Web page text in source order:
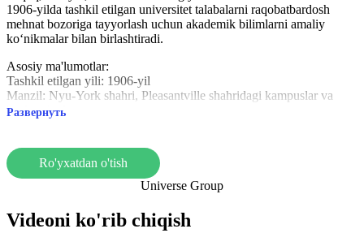
1906-yilda tashkil etilgan universitet talabalarni raqobatbardosh
mehnat bozoriga tayyorlash uchun akademik bilimlarni amaliy
ko‘nikmalar bilan birlashtiradi.
Asosiy ma'lumotlar:
Tashkil etilgan yili: 1906-yil
Manzil: Nyu-York shahri, Pleasantville shahridagi kampuslar va
boshqa joylar.
Ommabop yo'nalishlar: Biznes, huquq, axborot texnologiyalari,
sog'liqni saqlash fanlari, gumanitar fanlar, san'at.
Markaziy Nyu-York: Talabalarga yetakchi kompaniyalarda
stajirovka va ish o‘rinlariga ega bo‘lish imkonini beruvchi dinamik
Развернуть
Ro'yxatdan o'tish
Universe Group
Videoni ko'rib chiqish